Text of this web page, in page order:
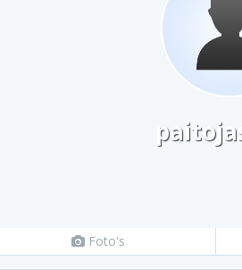
Foto's